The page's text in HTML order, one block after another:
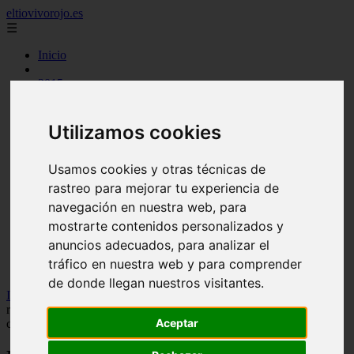
Utilizamos cookies
Usamos cookies y otras técnicas de
rastreo para mejorar tu experiencia de
navegación en nuestra web, para
mostrarte contenidos personalizados y
anuncios adecuados, para analizar el
tráfico en nuestra web y para comprender
de donde llegan nuestros visitantes.
Aceptar
eltiovivorojo.es
☰
Inicio
2015
carnes
comidas
huevos
mariscos
otros
postres
producto
reposteria
venezuela
verduras
Inicio
María Castro, actriz de ‘La Promesa’, comparte la
receta más fácil y rica para hacer sobao pasiego en casa: “Queda
cremosísimo”